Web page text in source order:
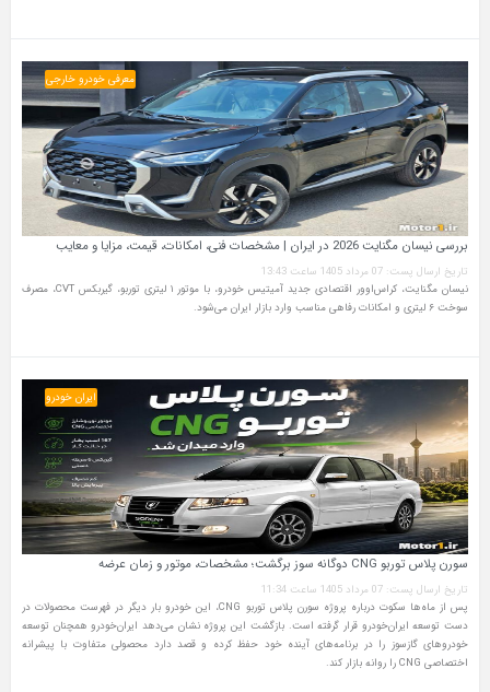
معرفی خودرو خارجی
بررسی نیسان مگنایت 2026 در ایران | مشخصات فنی، امکانات، قیمت، مزایا و معایب
تاریخ ارسال پست: 07 مرداد 1405 ساعت 13:43
نیسان مگنایت، کراس‌اوور اقتصادی جدید آمیتیس خودرو، با موتور ۱ لیتری توربو، گیربکس CVT، مصرف
سوخت ۶ لیتری و امکانات رفاهی مناسب وارد بازار ایران می‌شود.
ایران خودرو
سورن پلاس توربو CNG دوگانه سوز برگشت؛ مشخصات، موتور و زمان عرضه
تاریخ ارسال پست: 07 مرداد 1405 ساعت 11:34
پس از ماه‌ها سکوت درباره پروژه سورن پلاس توربو CNG، این خودرو بار دیگر در فهرست محصولات در
دست توسعه ایران‌خودرو قرار گرفته است. بازگشت این پروژه نشان می‌دهد ایران‌خودرو همچنان توسعه
خودروهای گازسوز را در برنامه‌های آینده خود حفظ کرده و قصد دارد محصولی متفاوت با پیشرانه
اختصاصی CNG را روانه بازار کند.